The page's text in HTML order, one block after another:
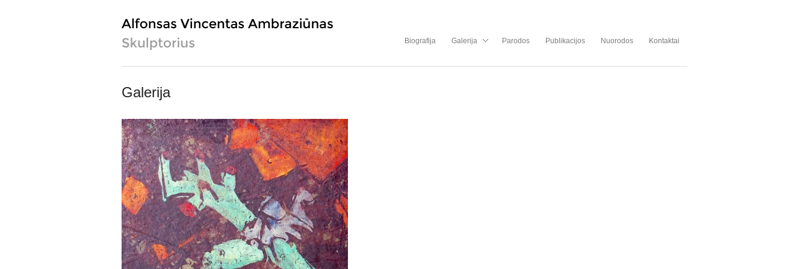
Biografija Galerija Parodos Publikacijos Nuorodos Kontaktai
Galerija